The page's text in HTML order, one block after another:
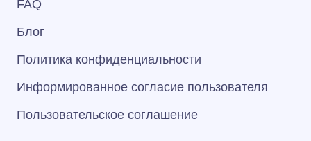
FAQ
Блог
Политика конфиденциальности
Информированное согласие пользователя
Пользовательское соглашение